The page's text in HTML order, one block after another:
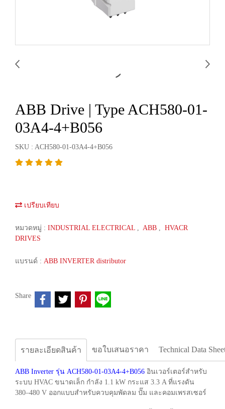
ABB Drive | Type ACH580-01-
03A4-4+B056
SKU : ACH580-01-03A4-4+B056
เปรียบเทียบ
หมวดหมู่ : INDUSTRIAL ELECTRICAL , ABB , HVACR
DRIVES
แบรนด์ : ABB INVERTER distributor
Share
รายละเอียดสินค้า ขอใบเสนอราคา Technical Data
ABB Inverter รุ่น ACH580-01-03A4-4+B056 อินเวอร์เตอร์สำหรับ
ระบบ HVAC ขนาดเล็ก กำลัง 1.1 kW กระแส 3.3 A ที่แรงดัน
380–480 V ออกแบบสำหรับควบคุมพัดลม ปั๊ม และคอมเพรสเซอร์